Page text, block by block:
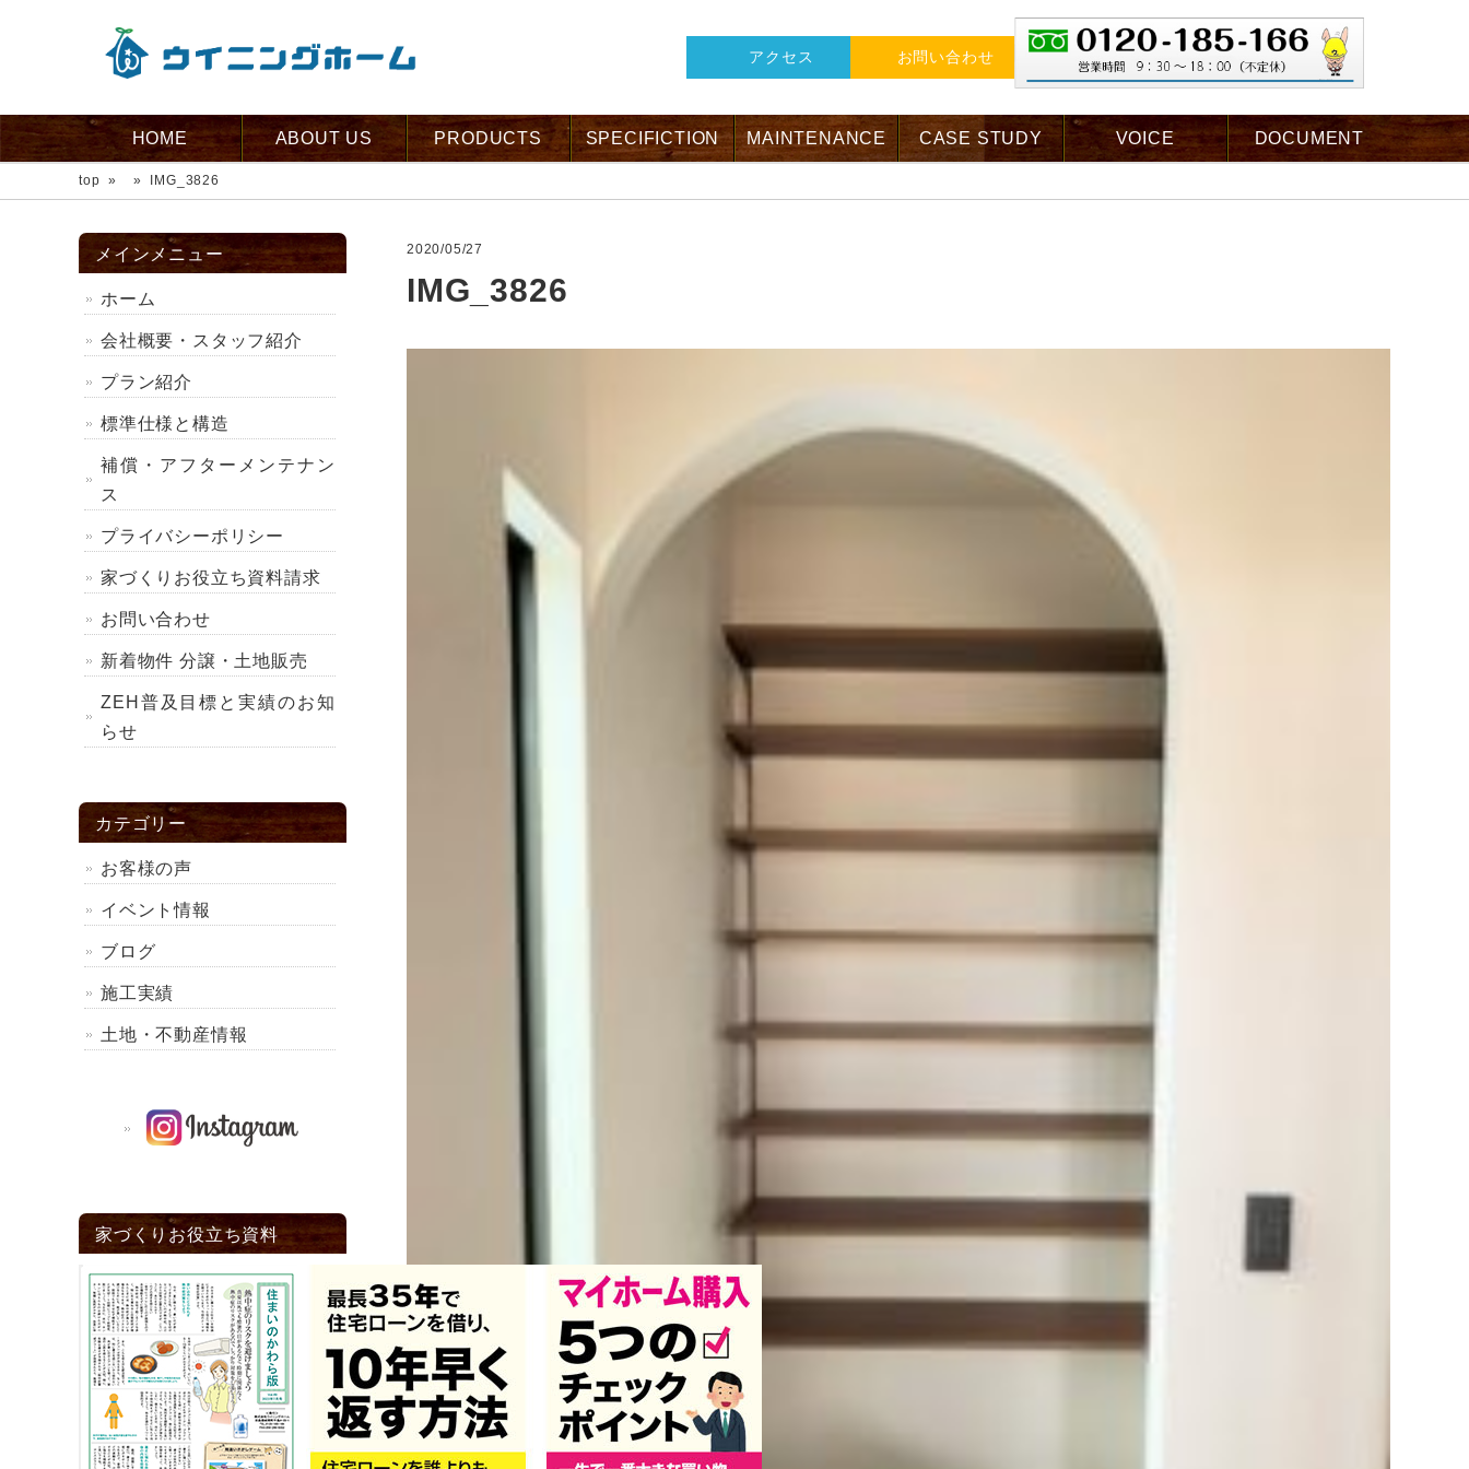
アクセス お問い合わせ
HOME ABOUT US PRODUCTS SPECIFICTION MAINTENANCE CASE STUDY VOICE DOCUMENT
top » » IMG_3826
2020/05/27
IMG_3826
メインメニュー
ホーム
会社概要・スタッフ紹介
プラン紹介
標準仕様と構造
補償・アフターメンテナン
ス
プライバシーポリシー
家づくりお役立ち資料請求
お問い合わせ
新着物件 分譲・土地販売
ZEH普及目標と実績のお知
らせ
カテゴリー
お客様の声
イベント情報
ブログ
施工実績
土地・不動産情報
家づくりお役立ち資料